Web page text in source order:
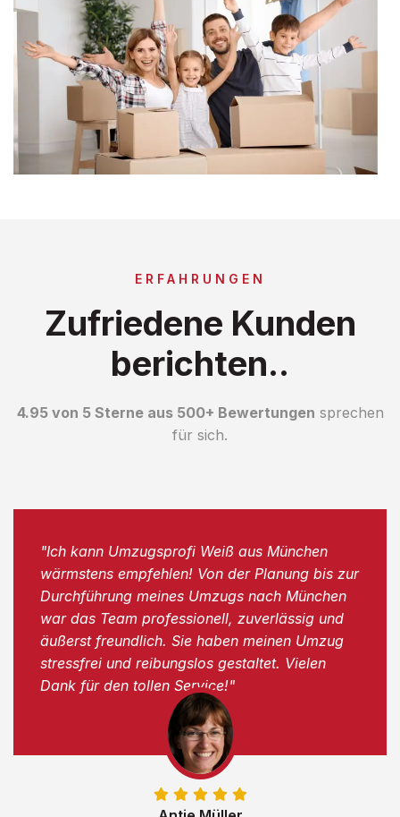
ERFAHRUNGEN
Zufriedene Kunden
berichten..
4.95 von 5 Sterne aus 500+ Bewertungen sprechen
für sich.
"Ich kann Umzugsprofi Weiß aus München
wärmstens empfehlen! Von der Planung bis zur
Durchführung meines Umzugs nach München
war das Team professionell, zuverlässig und
äußerst freundlich. Sie haben meinen Umzug
stressfrei und reibungslos gestaltet. Vielen
Dank für den tollen Service!"